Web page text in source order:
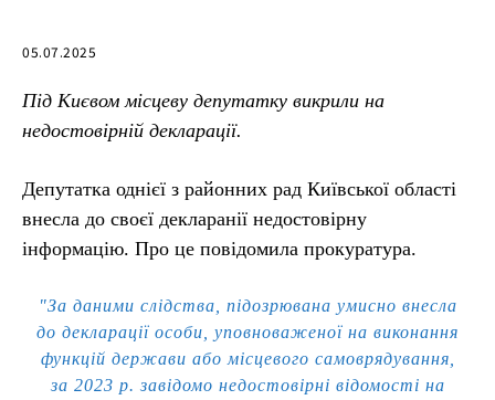
05.07.2025
Під Києвом місцеву депутатку викрили на
недостовірній декларації.
Депутатка однієї з районних рад Київської області
внесла до своєї декларанії недостовірну
інформацію. Про це повідомила прокуратура.
"За даними слідства, підозрювана умисно внесла
до декларації особи, уповноваженої на виконання
функцій держави або місцевого самоврядування,
за 2023 р. завідомо недостовірні відомості на